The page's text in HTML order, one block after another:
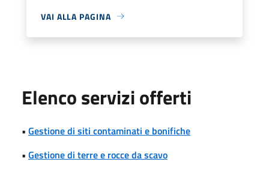
VAI ALLA PAGINA
Elenco servizi offerti
• Gestione di siti contaminati e bonifiche
• Gestione di terre e rocce da scavo